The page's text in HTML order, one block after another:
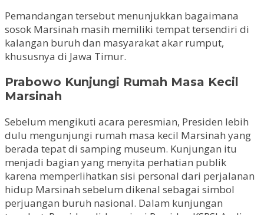
Pemandangan tersebut menunjukkan bagaimana
sosok Marsinah masih memiliki tempat tersendiri di
kalangan buruh dan masyarakat akar rumput,
khususnya di Jawa Timur.
Prabowo Kunjungi Rumah Masa Kecil
Marsinah
Sebelum mengikuti acara peresmian, Presiden lebih
dulu mengunjungi rumah masa kecil Marsinah yang
berada tepat di samping museum. Kunjungan itu
menjadi bagian yang menyita perhatian publik
karena memperlihatkan sisi personal dari perjalanan
hidup Marsinah sebelum dikenal sebagai simbol
perjuangan buruh nasional. Dalam kunjungan